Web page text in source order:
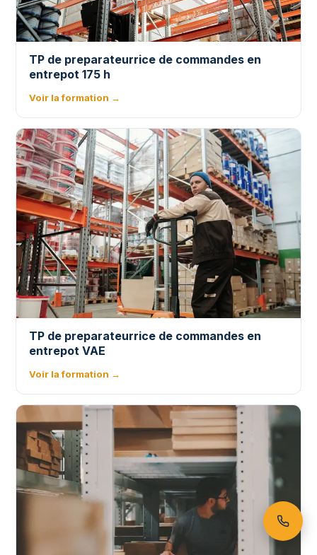
TP de preparateurrice de commandes en
entrepot 175 h
Voir la formation →
TP de preparateurrice de commandes en
entrepot VAE
Voir la formation →